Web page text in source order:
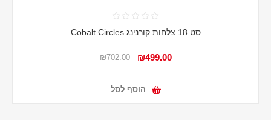
סט 18 צלחות קורנינג Cobalt Circles
₪499.00
₪702.00
הוסף לסל